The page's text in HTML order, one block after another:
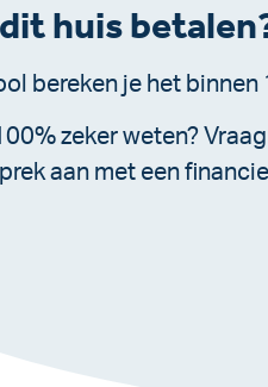
huis
bereken je het binnen
zeker weten?
aan met een